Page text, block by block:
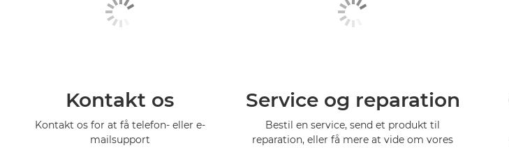
Kontakt os
Kontakt os for at få telefon- eller e-
mailsupport
Service og reparation
Bestil en service, send et produkt til
reparation, eller få mere at vide om vores